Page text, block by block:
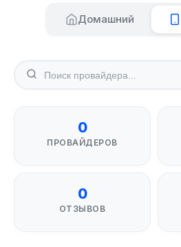
Домашний
0
ПРОВАЙДЕРОВ
0
ОТЗЫВОВ